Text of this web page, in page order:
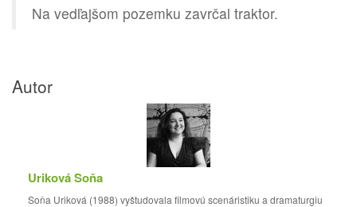
Na vedľajšom pozemku zavrčal traktor.
Autor
Uriková Soňa
Soňa Uriková (1988) vyštudovala filmovú scenáristiku a dramaturgiu